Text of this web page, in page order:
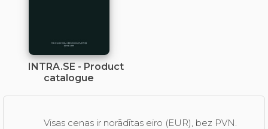
INTRA.SE - Product
catalogue
Visas cenas ir norādītas eiro (EUR), bez PVN.